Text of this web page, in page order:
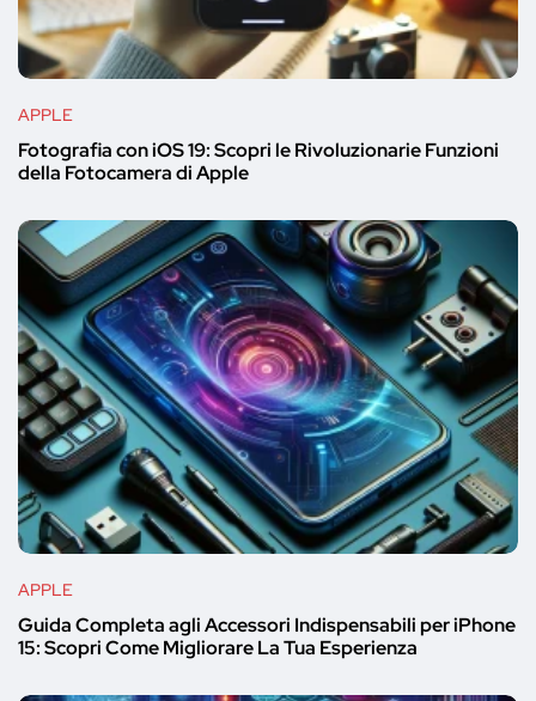
APPLE
Fotografia con iOS 19: Scopri le Rivoluzionarie Funzioni
della Fotocamera di Apple
APPLE
Guida Completa agli Accessori Indispensabili per iPhone
15: Scopri Come Migliorare La Tua Esperienza